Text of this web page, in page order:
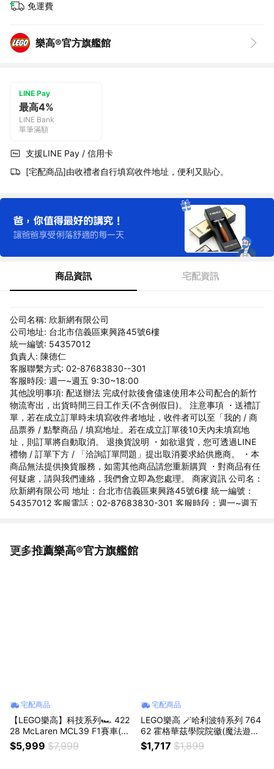
免運費
樂高®官方旗艦館
LINE Pay
最高4%
LINE Bank
單筆滿額
支援LINE Pay / 信用卡
[宅配商品]由收禮者自行填寫收件地址，便利又貼心。
商品資訊 宅配資訊
公司名稱: 欣新網有限公司
公司地址: 台北市信義區東興路45號6樓
統一編號: 54357012
負責人: 陳德仁
客服聯繫方式: 02-87683830--301
客服時段: 週一~週五 9:30~18:00
其他說明事項: 配送辦法 完成付款後會儘速使用本公司配合的新竹
物流寄出，出貨時間三日工作天(不含例假日)。 注意事項 ・送禮訂
單，若在成立訂單時未填寫收件者地址，收件者可以至「我的 / 商
品票券 / 點擊商品 / 填寫地址。若在成立訂單後10天內未填寫地
址，則訂單將自動取消。 退換貨說明 ・如欲退貨，您可透過LINE
禮物 / 訂單下方 / 「洽詢訂單問題」提出取消要求給供應商。 ・本
商品無法提供換貨服務，如需其他商品請您重新購買 ・對商品有任
何疑慮，請與我們連絡，我們會立即為您處理。 商家資訊 公司名：
欣新網有限公司 地址：台北市信義區東興路45號6樓 統一編號：
54357012 客服電話：02-87683830-301 客服時段：週一~週五
更多推薦樂高®官方旗艦館
看更多
宅配商品
【LEGO樂高】科技系列🏎️ 422
28 McLaren MCL39 F1賽車(麥
拉倫 Formula 1)
$5,999 $7,999
宅配商品
LEGO樂高 🪄哈利波特系列 764
62 霍格華茲學院院徽(魔法遊戲
居家擺設)
$1,717 $1,899